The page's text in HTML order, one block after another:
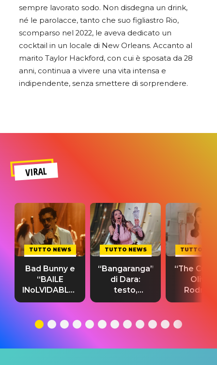
sempre lavorato sodo. Non disdegna un drink,
né le parolacce, tanto che suo figliastro Rio,
scomparso nel 2022, le aveva dedicato un
cocktail in un locale di New Orleans. Accanto al
marito Taylor Hackford, con cui è sposata da 28
anni, continua a vivere una vita intensa e
indipendente, senza smettere di sorprendere.
VIRAL
TUTTO NEWS
Bad Bunny e
“BAILE
INoLVIDABLE”:
testo,
significato
TUTTO NEWS
“Bangaranga”
di Dara:
testo,
traduzione e
del singolo
TUTTO
“The
Olivia
testo,